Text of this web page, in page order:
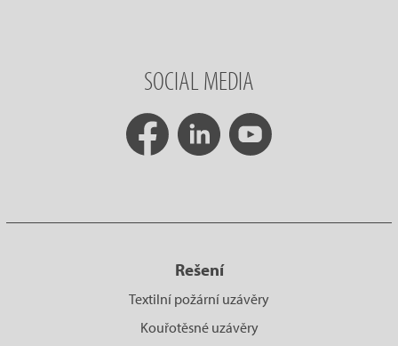
SOCIAL MEDIA
Rešení
Textilní požární uzávěry
Kouřotěsné uzávěry